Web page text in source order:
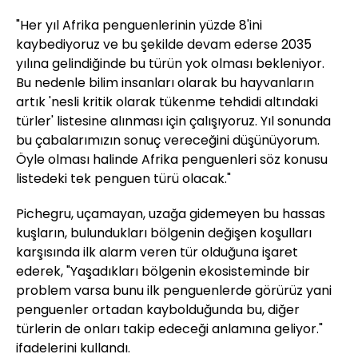
"Her yıl Afrika penguenlerinin yüzde 8'ini
kaybediyoruz ve bu şekilde devam ederse 2035
yılına gelindiğinde bu türün yok olması bekleniyor.
Bu nedenle bilim insanları olarak bu hayvanların
artık 'nesli kritik olarak tükenme tehdidi altındaki
türler' listesine alınması için çalışıyoruz. Yıl sonunda
bu çabalarımızın sonuç vereceğini düşünüyorum.
Öyle olması halinde Afrika penguenleri söz konusu
listedeki tek penguen türü olacak."
Pichegru, uçamayan, uzağa gidemeyen bu hassas
kuşların, bulundukları bölgenin değişen koşulları
karşısında ilk alarm veren tür olduğuna işaret
ederek, "Yaşadıkları bölgenin ekosisteminde bir
problem varsa bunu ilk penguenlerde görürüz yani
penguenler ortadan kaybolduğunda bu, diğer
türlerin de onları takip edeceği anlamına geliyor."
ifadelerini kullandı.